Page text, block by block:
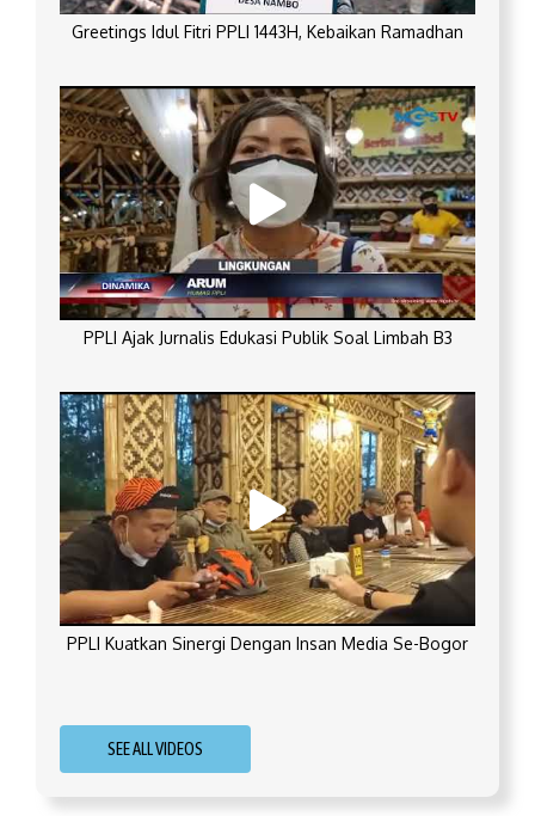
Greetings Idul Fitri PPLI 1443H, Kebaikan Ramadhan
PPLI Ajak Jurnalis Edukasi Publik Soal Limbah B3
PPLI Kuatkan Sinergi Dengan Insan Media Se-Bogor
SEE ALL VIDEOS